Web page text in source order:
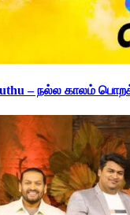
– நல்ல காலம்